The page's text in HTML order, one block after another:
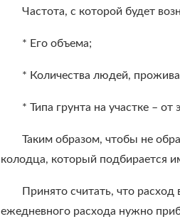
Частота, с которой будет
* Его объема;
* Количества людей,
* Типа грунта на участке – от
Таким образом, чтобы не
колодца, который подбирается
Принято считать, что
ежедневного расхода нужно